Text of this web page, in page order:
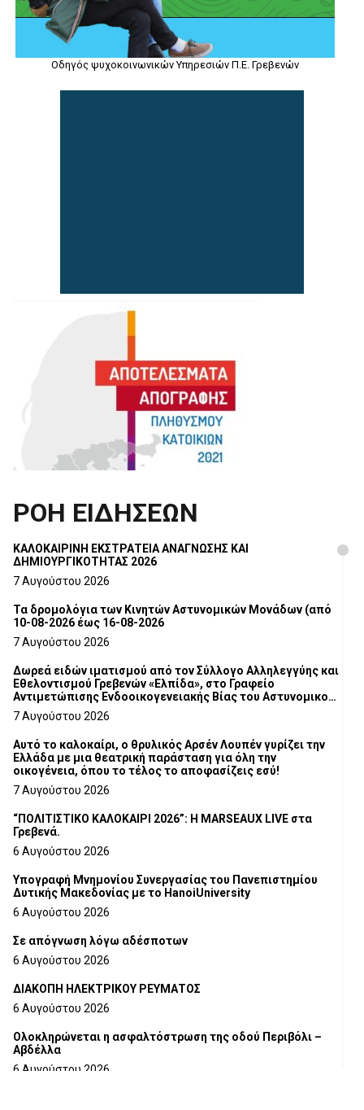
Οδηγός ψυχοκοινωνικών Υπηρεσιών Π.Ε. Γρεβενών
ΡΟΗ ΕΙΔΗΣΕΩΝ
ΚΑΛΟΚΑΙΡΙΝΗ ΕΚΣΤΡΑΤΕΙΑ ΑΝΑΓΝΩΣΗΣ ΚΑΙ
ΔΗΜΙΟΥΡΓΙΚΟΤΗΤΑΣ 2026
7 Αυγούστου 2026
Τα δρομολόγια των Κινητών Αστυνομικών Μονάδων (από
10-08-2026 έως 16-08-2026
7 Αυγούστου 2026
Δωρεά ειδών ιματισμού από τον Σύλλογο Αλληλεγγύης και
Εθελοντισμού Γρεβενών «Ελπίδα», στο Γραφείο
Αντιμετώπισης Ενδοοικογενειακής Βίας του Αστυνομικού
Τμήματος Γρεβενών
7 Αυγούστου 2026
Αυτό το καλοκαίρι, ο θρυλικός Αρσέν Λουπέν γυρίζει την
Ελλάδα με μια θεατρική παράσταση για όλη την
οικογένεια, όπου το τέλος το αποφασίζεις εσύ!
7 Αυγούστου 2026
“ΠΟΛΙΤΙΣΤΙΚΟ ΚΑΛΟΚΑΙΡΙ 2026”: Η MARSEAUX LIVE στα
Γρεβενά.
6 Αυγούστου 2026
Υπογραφή Μνημονίου Συνεργασίας του Πανεπιστημίου
Δυτικής Μακεδονίας με το HanoiUniversity
6 Αυγούστου 2026
Σε απόγνωση λόγω αδέσποτων
6 Αυγούστου 2026
ΔΙΑΚΟΠΗ ΗΛΕΚΤΡΙΚΟΥ ΡΕΥΜΑΤΟΣ
6 Αυγούστου 2026
Ολοκληρώνεται η ασφαλτόστρωση της οδού Περιβόλι –
Αβδέλλα
6 Αυγούστου 2026